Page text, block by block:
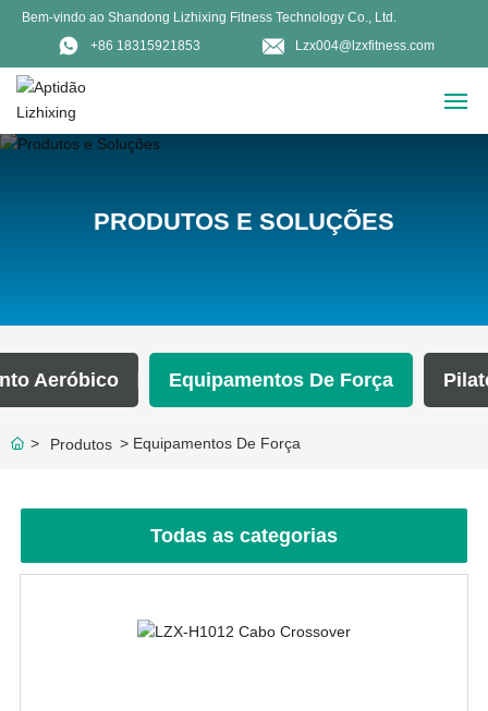
Bem-vindo ao Shandong Lizhixing Fitness Technology Co., Ltd.
+86 18315921853
Lzx004@lzxfitness.com
PRODUTOS
VISITAS A CLIENTES
SOBRE NÓS
FALE CONOSCO
LÍNGUA
PRODUTOS E SOLUÇÕES
Aeróbico Equipamentos De Força
Produtos Equipamentos De Força
Todas as categorias